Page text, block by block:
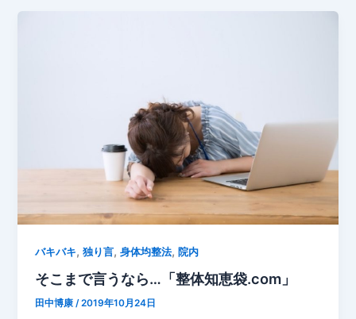
バキバキ,独り言,身体均整法,院内
そこまで言うなら…「整体知恵袋.com」
田中博康/2019年10月24日